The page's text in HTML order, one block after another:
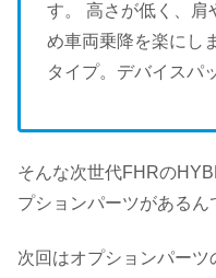
す。 高さが低く、肩
め車両乗降を楽にし
タイプ。デバイスパ
そんな次世代FHRの
プションパーツがあるん
次回はオプションパー